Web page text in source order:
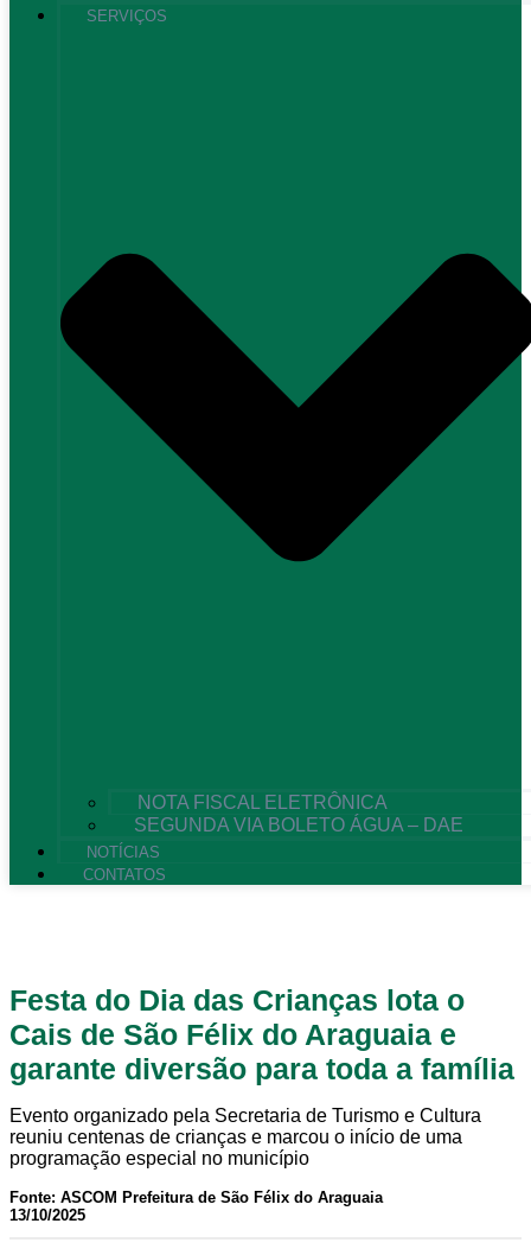
SERVIÇOS
NOTA FISCAL ELETRÔNICA
SEGUNDA VIA BOLETO ÁGUA – DAE
NOTÍCIAS
CONTATOS
Festa do Dia das Crianças lota o
Cais de São Félix do Araguaia e
garante diversão para toda a família
Evento organizado pela Secretaria de Turismo e Cultura
reuniu centenas de crianças e marcou o início de uma
programação especial no município
Fonte: ASCOM Prefeitura de São Félix do Araguaia
13/10/2025